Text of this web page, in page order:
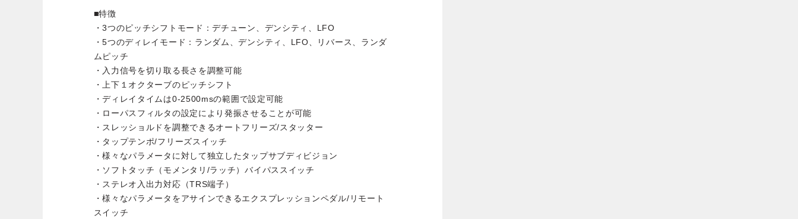
■特徴
・3つのピッチシフトモード：デチューン、デンシティ、LFO
・5つのディレイモード：ランダム、デンシティ、LFO、リバース、ランダ
ムピッチ
・入力信号を切り取る長さを調整可能
・上下１オクターブのピッチシフト
・ディレイタイムは0-2500msの範囲で設定可能
・ローパスフィルタの設定により発振させることが可能
・スレッショルドを調整できるオートフリーズ/スタッター
・タップテンポ/フリーズスイッチ
・様々なパラメータに対して独立したタップサブディビジョン
・ソフトタッチ（モメンタリ/ラッチ）バイパススイッチ
・ステレオ入出力対応（TRS端子）
・様々なパラメータをアサインできるエクスプレッションペダル/リモート
スイッチ